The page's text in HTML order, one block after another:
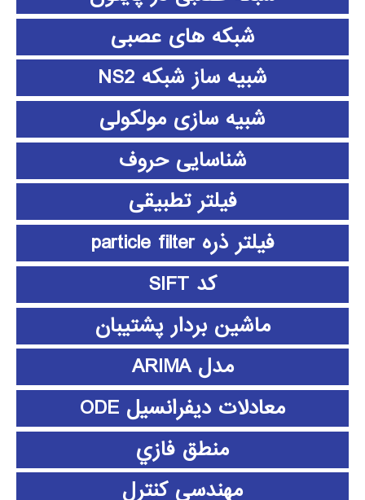
شبکه های عصبی
شبیه ساز شبکه NS2
شبیه سازی مولکولی
شناسایی حروف
فیلتر تطبیقی
فیلتر ذره particle filter
کد SIFT
ماشین بردار پشتیبان
مدل ARIMA
معادلات دیفرانسیل ODE
منطق فازي
مهندسی کنترل